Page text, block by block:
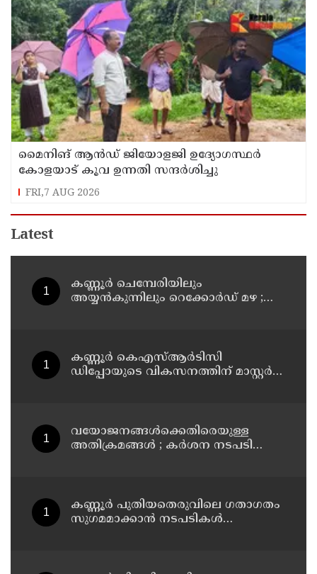
മൈനിങ് ആൻഡ്​ ജിയോളജി ഉദ്യോഗസ്ഥർ
കോളയാട് കൂവ ഉന്നതി സന്ദർശിച്ചു
FRI,7 AUG 2026
Latest
കണ്ണൂർ ചെമ്പേരിയിലും
അയ്യൻകുന്നിലും റെക്കോർഡ് മഴ ;
കണ്ണൂർ കെഎസ്ആർടിസി
ഡിപ്പോയുടെ വികസനത്തിന് മാസ്റ്റർ
വയോജനങ്ങൾക്കെതിരെയുള്ള
അതിക്രമങ്ങൾ ; കർശന നടപടി
കണ്ണൂർ പുതിയതെരുവിലെ ഗതാഗതം
സുഗമമാക്കാന്‍ നടപടികള്‍